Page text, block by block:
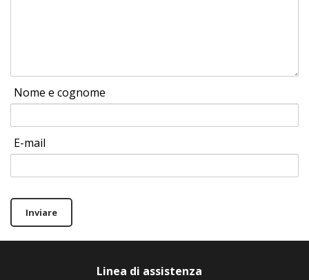
Nome e cognome
E-mail
Inviare
Linea di assistenza